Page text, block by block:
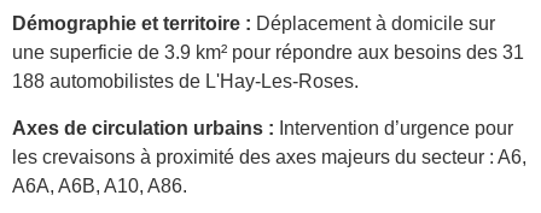
Démographie et territoire : Déplacement à domicile sur
une superficie de 3.9 km² pour répondre aux besoins des 31
188 automobilistes de L'Hay-Les-Roses.
Axes de circulation urbains : Intervention d’urgence pour
les crevaisons à proximité des axes majeurs du secteur : A6,
A6A, A6B, A10, A86.